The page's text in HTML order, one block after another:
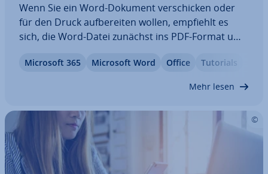
Wenn Sie ein Word-Dokument ver­schi­cken oder
für den Druck auf­be­rei­ten wollen, empfiehlt es
sich, die Word-Datei zunächst ins PDF-Format um­
an der For­ma­tie­rung des Dokuments nichts
Microsoft 365 Microsoft Word Office Tutorials
Mehr lesen